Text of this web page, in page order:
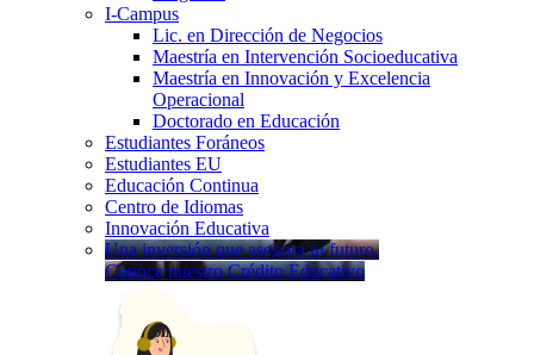
I-Campus
Lic. en Dirección de Negocios
Maestría en Intervención Socioeducativa
Maestría en Innovación y Excelencia
Operacional
Doctorado en Educación
Estudiantes Foráneos
Estudiantes EU
Educación Continua
Centro de Idiomas
Innovación Educativa
Una inversión que asegura tu futuro.
Conoce nuestro Crédito Educativo